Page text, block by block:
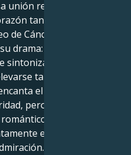
unión reside en tu
tan fuerte y un
de Cáncer proporciona
drama: eres un
sintonizar con
tanto en las nubes
el apego
pero no eres
dramáticos o
en una relación